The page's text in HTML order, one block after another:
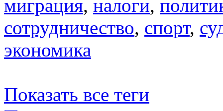
миграция, налоги,
сотрудничество, спорт,
экономика
Показать все теги